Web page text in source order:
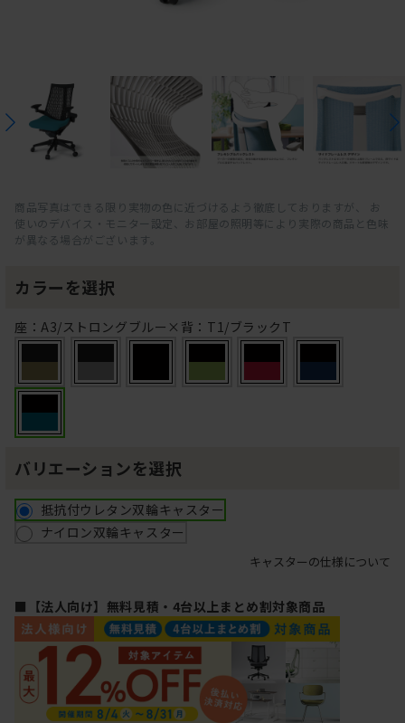
商品写真はできる限り実物の色に近づけるよう徹底しておりますが、 お
使いのデバイス・モニター設定、お部屋の照明等により実際の商品と色味
が異なる場合がございます。
カラーを選択
座：A3/ストロングブルー×背：T1/ブラックT
バリエーションを選択
抵抗付ウレタン双輪キャスター
ナイロン双輪キャスター
キャスターの仕様について
■【法人向け】無料見積・4台以上まとめ割対象商品